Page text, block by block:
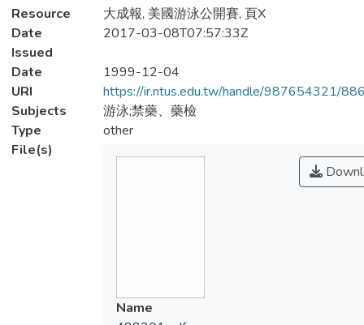
Resource
大成報, 美國游泳公開賽, 頁X
Date
Issued
2017-03-08T07:57:33Z
Date
1999-12-04
URI
https://ir.ntus.edu.tw/handle/987654321/
Subjects
游泳;禁藥、藥檢
Type
other
File(s)
Name